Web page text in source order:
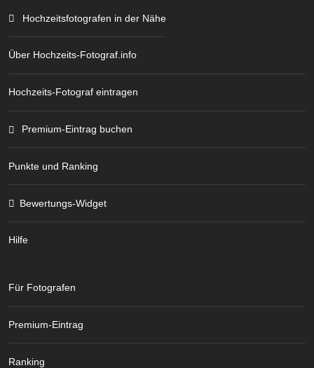
Hochzeitsfotografen in der Nähe
Über Hochzeits-Fotograf.info
Hochzeits-Fotograf eintragen
Premium-Eintrag buchen
Punkte und Ranking
Bewertungs-Widget
Hilfe
Für Fotografen
Premium-Eintrag
Ranking